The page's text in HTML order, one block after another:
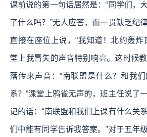
课前说的第一句话居然是：“同学们，
了什么吗？”无人应答，而一贯缺乏纪
直接在座位上说，“我知道！北约轰炸
堂上我冒失的声音特别响亮。这时候
落传来声音：“南联盟是什么？和我
系？”课堂上鸦雀无声的，班主任说了
记的话：“南联盟和我们上课有什么关
们中能有同学告诉我答案。”对于五年